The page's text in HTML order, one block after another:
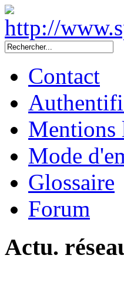
Contact
Mentions
Mode
Glossaire
Forum
Actu.